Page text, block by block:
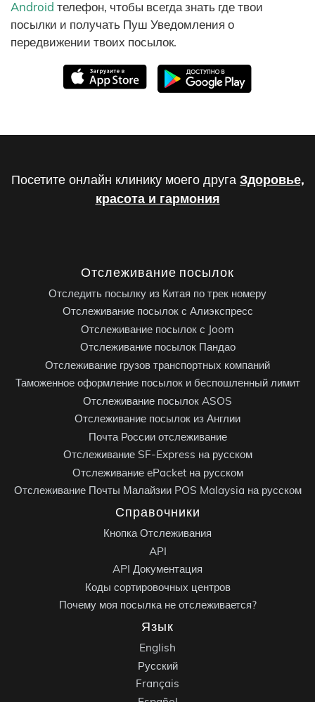
Android телефон, чтобы всегда знать где твои
посылки и получать Пуш Уведомления о
передвижении твоих посылок.
Посетите онлайн клинику моего друга Здоровье,
красота и гармония
Отслеживание посылок
Отследить посылку из Китая по трек номеру
Отслеживание посылок с Алиэкспресс
Отслеживание посылок с Joom
Отслеживание посылок Пандао
Отслеживание грузов транспортных компаний
Таможенное оформление посылок и беспошленный лимит
Отслеживание посылок ASOS
Отслеживание посылок из Англии
Почта России отслеживание
Отслеживание SF-Express на русском
Отслеживание ePacket на русском
Отслеживание Почты Малайзии POS Malaysia на русском
Справочники
Кнопка Отслеживания
API
API Документация
Коды сортировочных центров
Почему моя посылка не отслеживается?
Язык
English
Русский
Français